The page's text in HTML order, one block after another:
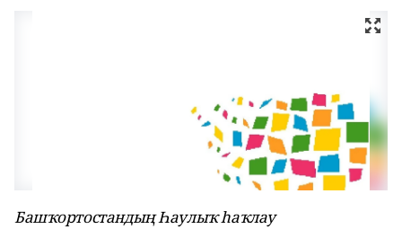
Башҡортостандың Һаулыҡ һаҡлау